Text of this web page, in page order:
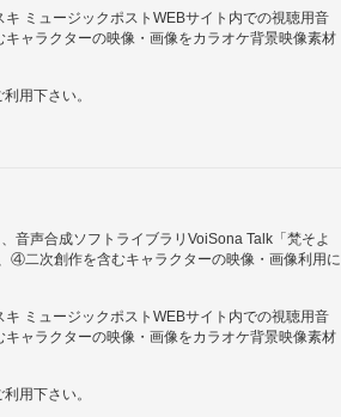
ミュージックポストWEBサイト内での視聴用音
ャラクターの映像・画像をカラオケ背景映像素材
用下さい。
音声合成ソフトライブラリVoiSona Talk「梵そよ
二次創作を含むキャラクターの映像・画像利用に
ミュージックポストWEBサイト内での視聴用音
ャラクターの映像・画像をカラオケ背景映像素材
用下さい。